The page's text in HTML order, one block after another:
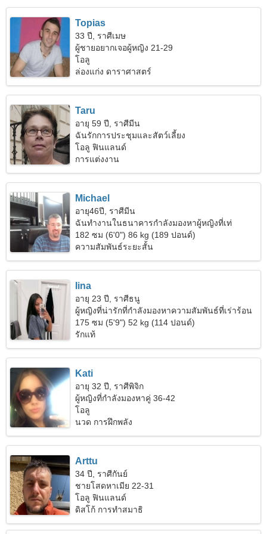
Topias
33 ปี, ราศีเมษ
ผู้ชายอยากเจอผู้หญิง 21-29
โอลู
ล่องแก่ง ดาราศาสตร์
Taru
อายุ 59 ปี, ราศีมีน
ฉันรักการประชุมและสัตว์เลี้ยง
โอลู ฟินแลนด์
การแต่งงาน
Michael
อายุ46ปี, ราศีมีน
ฉันทำงานในธนาคารกำลังมองหาผู้หญิงที่เท่
182 ซม (6'0") 86 kg (189 ปอนด์)
ความสัมพันธ์ระยะสั้น
Iina
อายุ 23 ปี, ราศีธนู
ผู้หญิงที่น่ารักที่กำลังมองหาความสัมพันธ์ที่เร่าร้อน
175 ซม (5'9") 52 kg (114 ปอนด์)
รักแท้
Kati
อายุ 32 ปี, ราศีพิจิก
ผู้หญิงที่กำลังมองหาคู่ 36-42
โอลู
นวด การฝึกพลัง
Arttu
34 ปี, ราศีกันย์
ชายโสดหาเมีย 22-31
โอลู ฟินแลนด์
ดิสโก้ การทำสมาธิ